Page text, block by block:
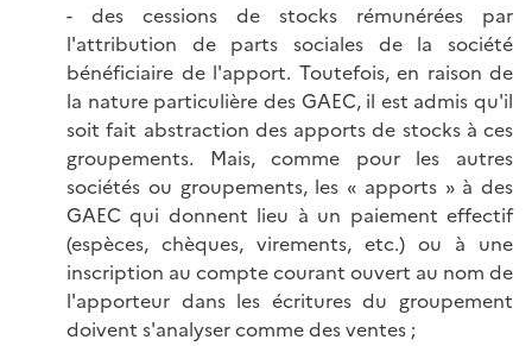
- des cessions de stocks rémunérées par
l'attribution de parts sociales de la société
bénéficiaire de l'apport. Toutefois, en raison de
la nature particulière des GAEC, il est admis qu'il
soit fait abstraction des apports de stocks à ces
groupements. Mais, comme pour les autres
sociétés ou groupements, les « apports » à des
GAEC qui donnent lieu à un paiement effectif
(espèces, chèques, virements, etc.) ou à une
inscription au compte courant ouvert au nom de
l'apporteur dans les écritures du groupement
doivent s'analyser comme des ventes ;